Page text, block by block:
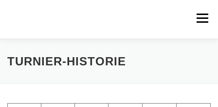
Menü
STARTSEITE AUSSCHREIBUNG
TURNIER-HISTORIE